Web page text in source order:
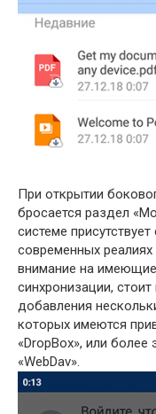
При открытии
бросается раздел
системе
современных реалиях
внимание на
синхронизации,
добавления
которых имеются
«DropBox», или более
«WebDav».